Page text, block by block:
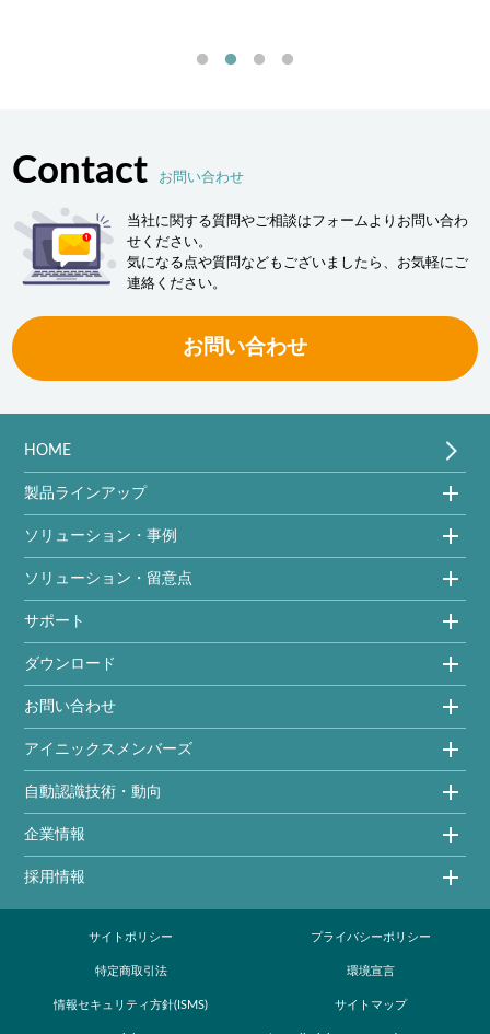
Contact お問い合わせ
当社に関する質問やご相談はフォームよりお問い合わ
せください。
気になる点や質問などもございましたら、お気軽にご
連絡ください。
お問い合わせ
HOME
製品ラインアップ
ソリューション・事例
ソリューション・留意点
サポート
ダウンロード
お問い合わせ
アイニックスメンバーズ
自動認識技術・動向
企業情報
採用情報
サイトポリシー プライバシーポリシー
特定商取引法 環境宣言
情報セキュリティ方針(ISMS) サイトマップ